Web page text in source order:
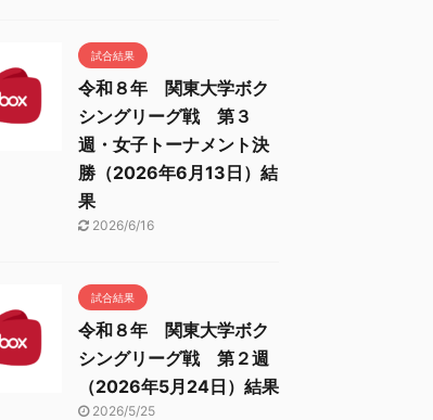
試合結果
令和８年 関東大学ボク
シングリーグ戦 第３
週・女子トーナメント決
勝（2026年6月13日）結
果
2026/6/16
試合結果
令和８年 関東大学ボク
シングリーグ戦 第２週
（2026年5月24日）結果
2026/5/25